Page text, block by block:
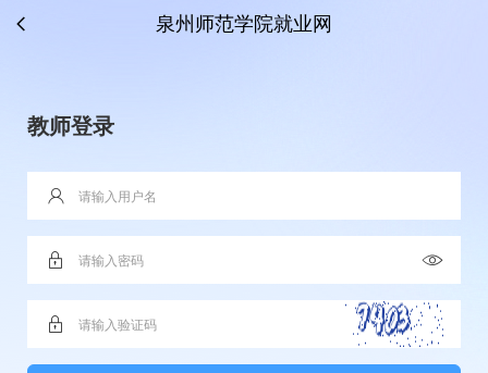
泉州师范学院就业网
教师登录